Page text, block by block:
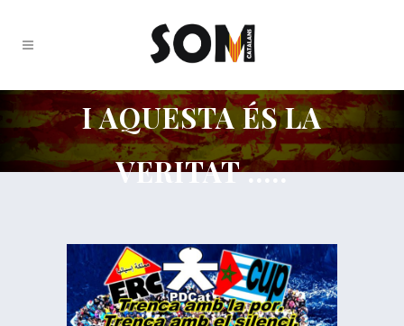
I AQUESTA ÉS LA
VERITAT …..